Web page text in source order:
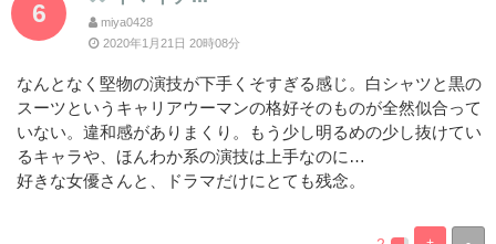
6
miya0428
2020年1月21日 20時08分
なんとなく堅物の演技が下手くそすぎる感じ。白シャツと黒の
スーツというキャリアウーマンの格好そのものが全然似合って
いない。違和感がありまくり。もう少し明るめの少し抜けてい
るキャラや、ほんわか系の演技は上手なのに…
好きな女優さんと、ドラマだけにとても残念。